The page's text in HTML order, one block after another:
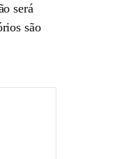
será
são